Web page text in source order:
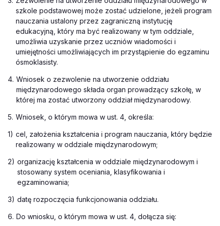
szkole podstawowej może zostać udzielone, jeżeli program
nauczania ustalony przez zagraniczną instytucję
edukacyjną, który ma być realizowany w tym oddziale,
umożliwia uzyskanie przez uczniów wiadomości i
umiejętności umożliwiających im przystąpienie do egzaminu
ósmoklasisty.
4. Wniosek o zezwolenie na utworzenie oddziału
międzynarodowego składa organ prowadzący szkołę, w
której ma zostać utworzony oddział międzynarodowy.
5. Wniosek, o którym mowa w ust. 4, określa:
1) cel, założenia kształcenia i program nauczania, który będzie
realizowany w oddziale międzynarodowym;
2) organizację kształcenia w oddziale międzynarodowym i
stosowany system oceniania, klasyfikowania i
egzaminowania;
3) datę rozpoczęcia funkcjonowania oddziału.
6. Do wniosku, o którym mowa w ust. 4, dołącza się: